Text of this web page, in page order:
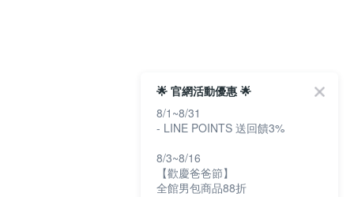
🌟 官網活動優惠 🌟
8/1~8/31
- LINE POINTS 送回饋3%
8/3~8/16
【歡慶爸爸節】
全館男包商品88折